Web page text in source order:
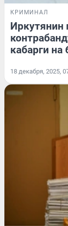
КРИМИНАЛ
Иркутянин
кабарги на
18 декабря, 2025,